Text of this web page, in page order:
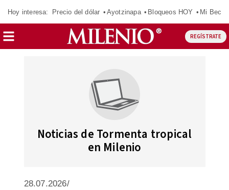
Hoy interesa: Precio del dólar Ayotzinapa Bloqueos HOY Mi Beca
REGÍSTRATE
Noticias de Tormenta tropical
en Milenio
28.07.2026/